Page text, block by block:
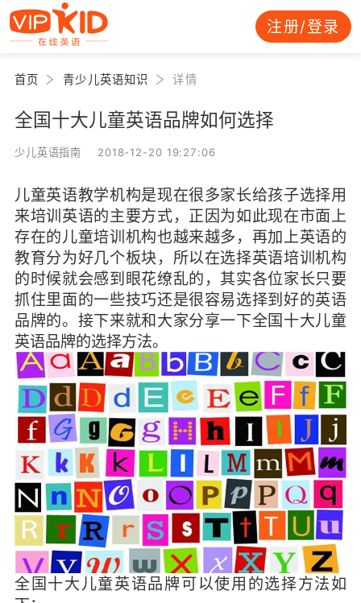
注册/登录
首页 青少儿英语知识 详情
全国十大儿童英语品牌如何选择
少儿英语指南 2018-12-20 19:27:06
儿童英语教学机构是现在很多家长给孩子选择用
来培训英语的主要方式，正因为如此现在市面上
存在的儿童培训机构也越来越多，再加上英语的
教育分为好几个板块，所以在选择英语培训机构
的时候就会感到眼花缭乱的，其实各位家长只要
抓住里面的一些技巧还是很容易选择到好的英语
品牌的。接下来就和大家分享一下全国十大儿童
英语品牌的选择方法。
全国十大儿童英语品牌可以使用的选择方法如